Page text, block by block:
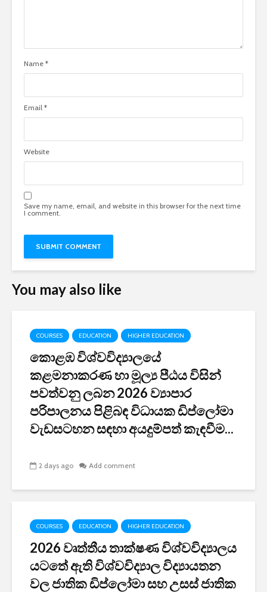
Name *
Email *
Website
Save my name, email, and website in this browser for the next time
I comment.
You may also like
COURSES EDUCATION HIGHER EDUCATION
කොළඹ විශ්වවිද්‍යාලයේ
කළමනාකරණ හා මූල්‍ය පීඨය විසින්
පවත්වනු ලබන 2026 ව්‍යාපාර
පරිපාලනය පිළිබඳ විධායක ඩිප්ලෝමා
වැඩසටහන සඳහා අයදුම්පත් කැඳවීම...
2 days ago Add comment
COURSES EDUCATION HIGHER EDUCATION
2026 වෘත්තීය තාක්ෂණ විශ්වවිද්‍යාලය
යටතේ ඇති විශ්වවිද්‍යාල විද්‍යායතන
වල ජාතික ඩිප්ලෝමා සහ උසස් ජාතික